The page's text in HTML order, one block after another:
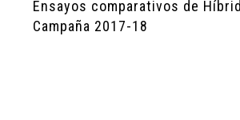
Ensayos comparativos de
Campaña 2017-18